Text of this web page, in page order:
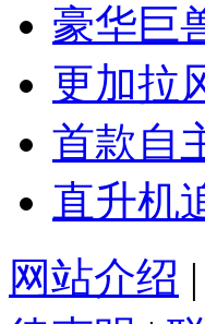
豪华巨
更加拉
首款自
直升机
网站介绍 |